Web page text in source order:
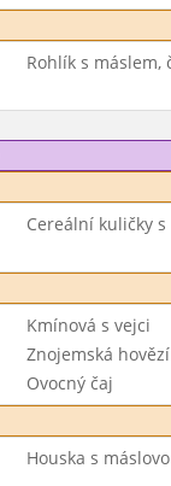
Rohlík s máslem,
Cereální kuličky
Kmínová s vejci
Znojemská
Ovocný čaj
Houska s